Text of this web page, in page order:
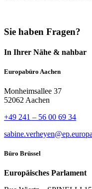
Sie haben Fragen?
In Ihrer Nähe & nahbar
Europabüro Aachen
Monheimsallee 37
52062 Aachen
+49 241 – 56 00 69 34
Büro Brüssel
Europäisches Parlament